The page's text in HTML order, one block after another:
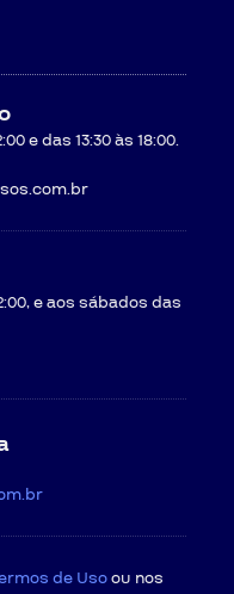
e das 13:30 às 18:00.
e aos sábados das
de Usoou nos